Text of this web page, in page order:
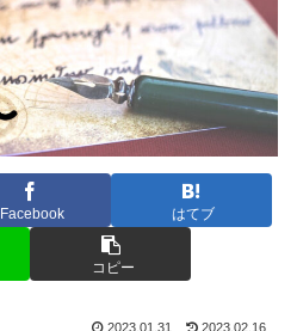
Facebook はてブ
コピー
2023.01.31 2023.02.16